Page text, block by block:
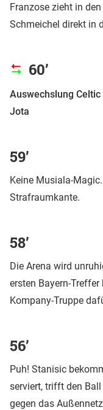
Franzose zieht in
Schmeichel direkt in
60’
Auswechslung
Jota
59’
Keine Musiala-
Strafraumkante.
58’
Die Arena wird
ersten Bayern-
Kompany-Truppe
56’
Puh! Stanisic
serviert, trifft den
gegen das